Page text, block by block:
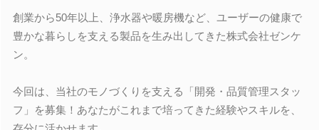
創業から50年以上、浄水器や暖房機など、ユーザーの健康で
豊かな暮らしを支える製品を生み出してきた株式会社ゼンケ
ン。
今回は、当社のモノづくりを支える「開発・品質管理スタッ
フ」を募集！あなたがこれまで培ってきた経験やスキルを、